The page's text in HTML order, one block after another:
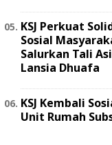
KSJ Perkuat
Sosial
Salurkan Tali
Lansia Dhuafa
KSJ Kembali
Unit Rumah